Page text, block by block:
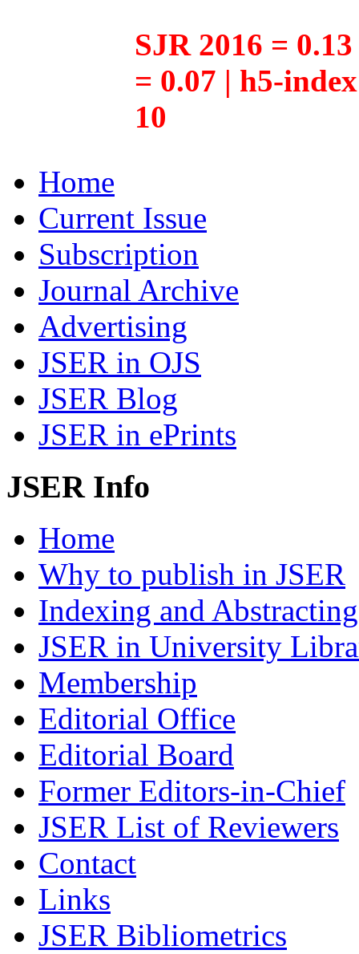
SJR 2016 =
= 0.07 | h5-
10
Home
Current Issue
Subscription
Journal Archive
Advertising
JSER in OJS
JSER Blog
JSER in ePrints
JSER Info
Home
Why to publish in JSER
Indexing and Abstracting
JSER in University
Membership
Editorial Office
Editorial Board
Former Editors-in-Chief
JSER List of Reviewers
Contact
Links
JSER Bibliometrics